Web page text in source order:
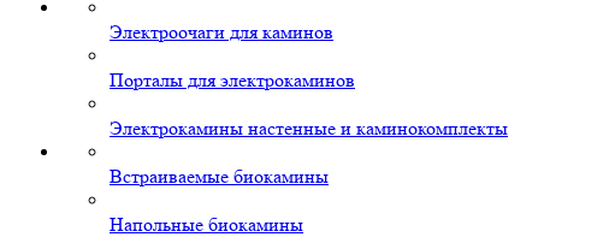
Электроочаги для каминов
Порталы для электрокаминов
Электрокамины настенные и каминокомплекты
Встраиваемые биокамины
Напольные биокамины